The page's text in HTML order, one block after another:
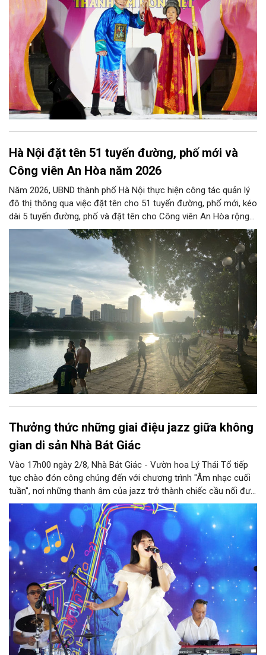
cảm xúc.
Hà Nội đặt tên 51 tuyến đường, phố mới và
Công viên An Hòa năm 2026
Năm 2026, UBND thành phố Hà Nội thực hiện công tác quản lý
đô thị thông qua việc đặt tên cho 51 tuyến đường, phố mới, kéo
dài 5 tuyến đường, phố và đặt tên cho Công viên An Hòa rộng
khoảng 27,78ha tại phường Cầu Giấy. Các tuyến đường được
đặt tên và điều chỉnh trải rộng từ các phường trung tâm đến
nhiều xã ngoại thành trên địa bàn Thủ đô...
Thưởng thức những giai điệu jazz giữa không
gian di sản Nhà Bát Giác
Vào 17h00 ngày 2/8, Nhà Bát Giác - Vườn hoa Lý Thái Tổ tiếp
tục chào đón công chúng đến với chương trình "Âm nhạc cuối
tuần", nơi những thanh âm của jazz trở thành chiếc cầu nối đưa
nhiều nền văn hóa gặp gỡ trong không gian di sản giữa lòng Thủ
đô. Từ những tác phẩm kinh điển của thế giới đến những giai
điệu Việt Nam đậm chất tự sự, chương trình mở ra một hành
trình thưởng thức âm nhạc đa tầng cảm xúc, góp phần bồi đắp
diện mạo văn hóa của Hà Nội - Thành phố sáng tạo.